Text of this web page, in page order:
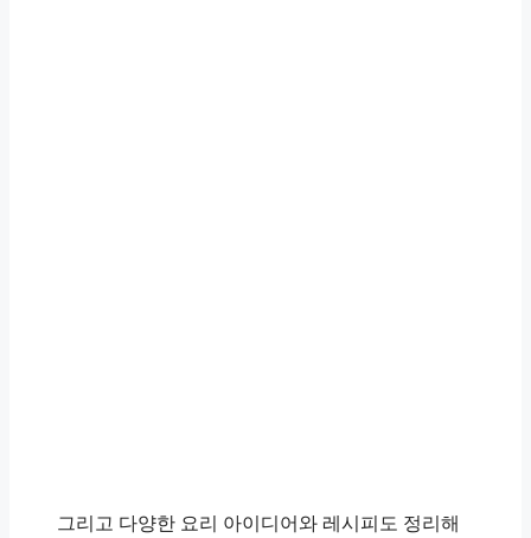
그리고 다양한 요리 아이디어와 레시피도 정리해